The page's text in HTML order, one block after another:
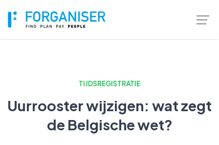
TIJDSREGISTRATIE
Uurrooster wijzigen: wat zegt
de Belgische wet?